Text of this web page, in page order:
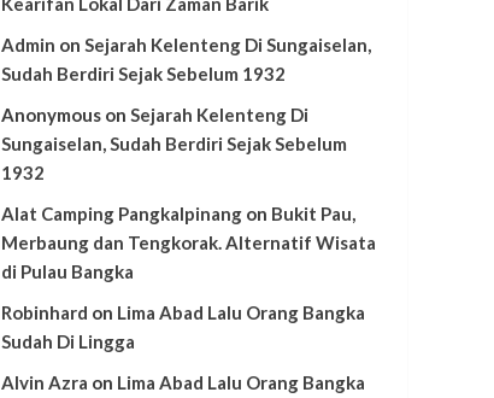
Admin on Sejarah Kelenteng Di Sungaiselan,
Sudah Berdiri Sejak Sebelum 1932
Anonymouson Sejarah Kelenteng Di
Sungaiselan, Sudah Berdiri Sejak Sebelum
1932
Alat Camping Pangkalpinangon Bukit Pau,
Merbaung dan Tengkorak. Alternatif Wisata
di Pulau Bangka
Robinhard on Lima Abad Lalu Orang Bangka
Sudah Di Lingga
Alvin Azra on Lima Abad Lalu Orang Bangka